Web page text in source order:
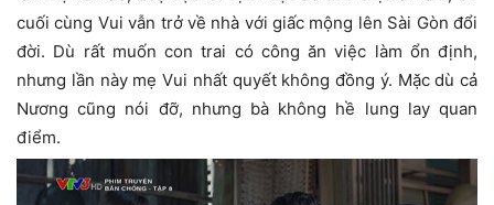
cuối cùng Vui vẫn trở về nhà với giấc mộng lên Sài Gòn đổi
đời. Dù rất muốn con trai có công ăn việc làm ổn định,
nhưng lần này mẹ Vui nhất quyết không đồng ý. Mặc dù cả
Nương cũng nói đỡ, nhưng bà không hề lung lay quan
điểm.